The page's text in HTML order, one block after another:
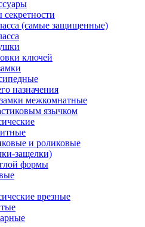
(самые защищенные)
ключей
назначения
межкомнатные
язычком
и роликовые
защелки)
формы
врезные